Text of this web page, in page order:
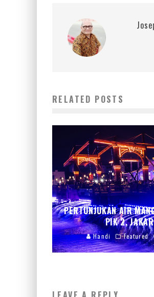
RELATED POSTS
PERTUNJUKAN AIR
PIK 2,
Handi Featured